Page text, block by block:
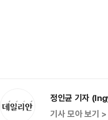
정인균 기자
기사 모아 보기 >